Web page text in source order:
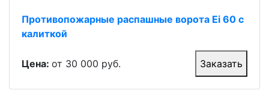
Противопожарные распашные ворота Ei 60 с
калиткой
Цена: от 30 000 руб. Заказать